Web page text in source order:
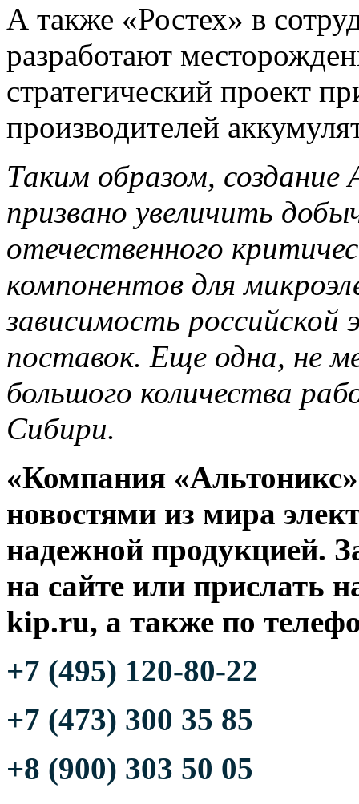
А также «Ростех» в
разработают
стратегический проект
производителей
Таким образом, создание
призвано увеличить
отечественного
компонентов для
зависимость российской
поставок. Еще одна, не
большого количества
Сибири.
«Компания
новостями из мира
надежной продукцией.
на сайте или прислать
kip.ru, а также по
+7 (495) 120-80-22
+7 (473) 300 35 85
+8 (900) 303 50 05